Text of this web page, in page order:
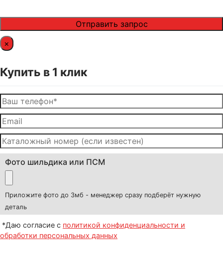
×
Купить в 1 клик
Фото шильдика или ПСМ
Приложите фото до 3мб - менеджер сразу подберёт нужную
деталь
*Даю согласие с политикой конфиденциальности и
обработки персональных данных